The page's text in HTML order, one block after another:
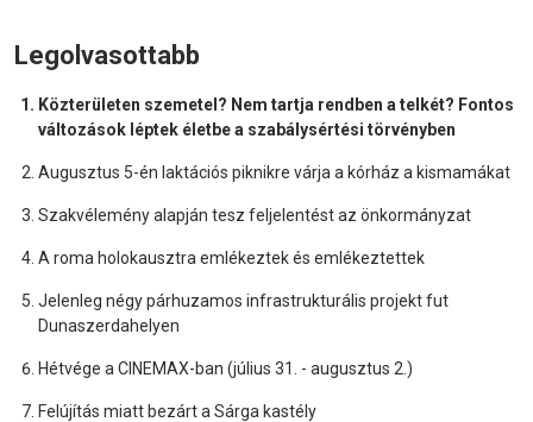
Legolvasottabb
Közterületen szemetel? Nem tartja rendben a telkét? Fontos
változások léptek életbe a szabálysértési törvényben
Augusztus 5-én laktációs piknikre várja a kórház a kismamákat
Szakvélemény alapján tesz feljelentést az önkormányzat
A roma holokausztra emlékeztek és emlékeztettek
Jelenleg négy párhuzamos infrastrukturális projekt fut
Dunaszerdahelyen
Hétvége a CINEMAX-ban (július 31. - augusztus 2.)
Felújítás miatt bezárt a Sárga kastély